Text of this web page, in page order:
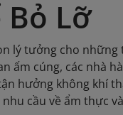
Bỏ Lỡ
lý tưởng cho
ấm cúng, các nhà
hưởng không khí
cầu về ẩm thực